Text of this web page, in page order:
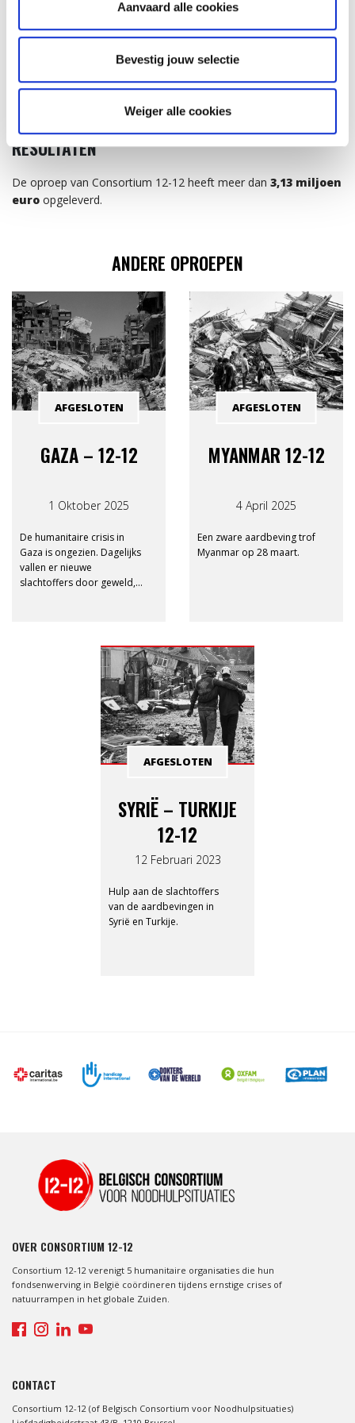
Aanvaard alle cookies
Bevestig jouw selectie
Weiger alle cookies
bevolking ter hulp te komen. Er werden in heel België honderden
acties opgezet zoals benefietconcerten, openbare verkopen of
fondsenwerven voor deze campagne. En het Consortium 12-12
lanceerde een Thunderclap-actie die mensen opriep om per
RESULTATEN
De oproep van Consortium 12-12 heeft meer dan 3,13 miljoen
euro opgeleverd.
ANDERE OPROEPEN
GAZA – 12-12
1 Oktober 2025
De humanitaire crisis in
Gaza is ongezien. Dagelijks
vallen er nieuwe
slachtoffers door geweld,
Consortium 12-12 zijn ter
plaatse en slaan de handen
dringende oproep: help de
AFGESLOTEN
MYANMAR 12-12
4 April 2025
Een zware aardbeving trof
Myanmar op 28 maart.
AFGESLOTEN
SYRIË – TURKIJE
12-12
12 Februari 2023
Hulp aan de slachtoffers
van de aardbevingen in
Syrië en Turkije.
AFGESLOTEN
OVER CONSORTIUM 12-12
Consortium 12-12 verenigt 5 humanitaire organisaties die hun
fondsenwerving in België coördineren tijdens ernstige crises of
natuurrampen in het globale Zuiden.
CONTACT
Consortium 12-12 (of Belgisch Consortium voor Noodhulpsituaties)